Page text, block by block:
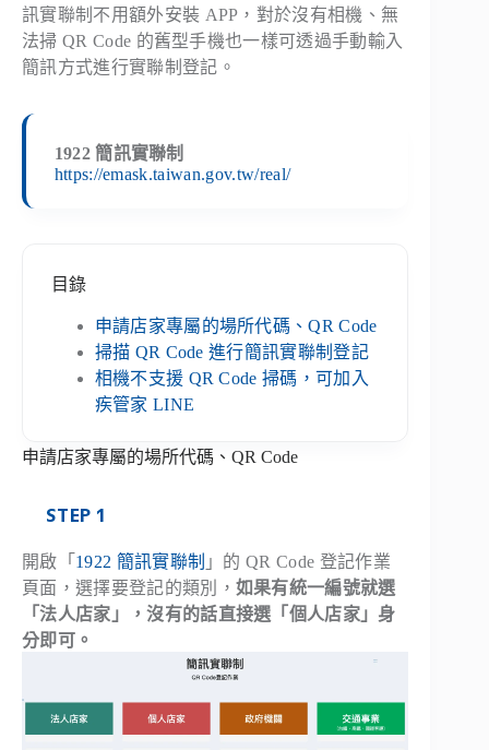
訊實聯制不用額外安裝 APP，對於沒有相機、無
法掃 QR Code 的舊型手機也一樣可透過手動輸入
簡訊方式進行實聯制登記。
1922 簡訊實聯制
https://emask.taiwan.gov.tw/real/
目錄
申請店家專屬的場所代碼、QR Code
掃描 QR Code 進行簡訊實聯制登記
相機不支援 QR Code 掃碼，可加入
疾管家 LINE
申請店家專屬的場所代碼、QR Code
STEP 1
開啟「 1922 簡訊實聯制 」的 QR Code 登記作業
頁面，選擇要登記的類別， 如果有統一編號就選
「法人店家」，沒有的話直接選「個人店家」身
分即可。